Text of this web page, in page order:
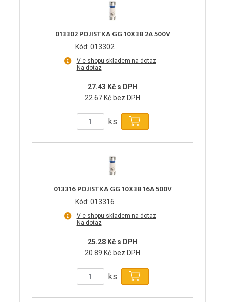
013302 POJISTKA GG 10X38 2A 500V
Kód: 013302
V e-shopu skladem na dotaz
Na dotaz
27.43 Kč s DPH
22.67 Kč bez DPH
ks
013316 POJISTKA GG 10X38 16A 500V
Kód: 013316
V e-shopu skladem na dotaz
Na dotaz
25.28 Kč s DPH
20.89 Kč bez DPH
ks